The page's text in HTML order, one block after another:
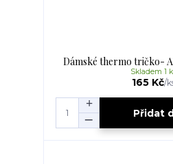
Dámské thermo tričko-
165 Kč/
Skladem 1
Přidat